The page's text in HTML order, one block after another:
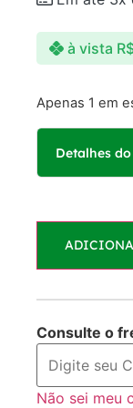
à vista
Apenas 1 em
Detalhes
1x deR$
sem
sem
sem
Consulte o
Não sei meu